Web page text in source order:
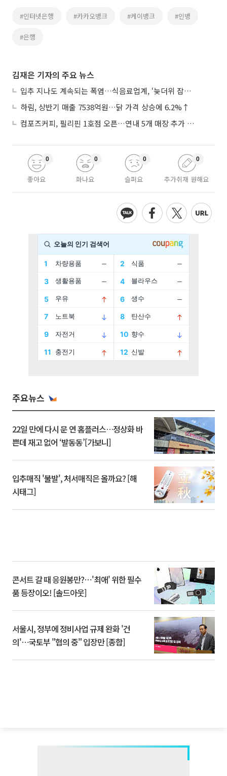
#인터넷은행 #카카오뱅크 #케이뱅크 #인뱅
#은행
김재은 기자의 주요 뉴스
입추 지나도 계속되는 폭염…식음료업계, ‘늦더위 잡기’ 전력 투구
하림, 상반기 매출 7538억원…닭 가격 상승에 6.2%↑
컴포즈커피, 필리핀 1호점 오픈…연내 5개 매장 추가 출점
좋아요
0
화나요
0
슬퍼요
0
추가취재 원해요
0
주요뉴스
22일 만에 다시 문 연 홈플러스…정상화 바
쁜데 재고 없어 ‘발동동’[가보니]
입추매직 '불발', 처서매직은 올까요? [해
시태그]
콘서트 갈 때 응원봉만?⋯'최애' 위한 필수
품 등장이오! [솔드아웃]
서울시, 정부에 정비사업 규제 완화 '건
의'⋯국토부 "협의 중" 입장만 [종합]